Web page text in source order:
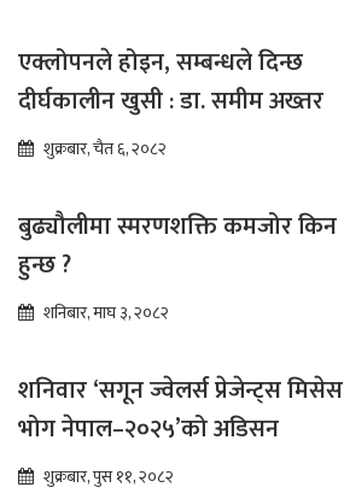
एक्लोपनले होइन, सम्बन्धले दिन्छ
दीर्घकालीन खुसी : डा. समीम अख्तर
शुक्रबार, चैत ६, २०८२
बुढ्यौलीमा स्मरणशक्ति कमजोर किन
हुन्छ ?
शनिबार, माघ ३, २०८२
शनिवार ‘सगून ज्वेलर्स प्रेजेन्ट्स मिसेस
भोग नेपाल–२०२५’को अडिसन
शुक्रबार, पुस ११, २०८२